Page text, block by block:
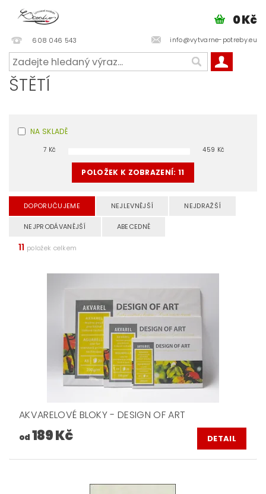
608 046 543 info@vytvarne-potreby.eu
0 Kč
ŠTĚTÍ
NA SKLADĚ
7 Kč 459 Kč
POLOŽEK K ZOBRAZENÍ:11
DOPORUČUJEME NEJLEVNĚJŠÍ NEJDRAŽŠÍ
NEJPRODÁVANĚJŠÍ ABECEDNĚ
11 položek celkem
AKVARELOVÉ BLOKY - DESIGN OF ART
od 189 Kč DETAIL